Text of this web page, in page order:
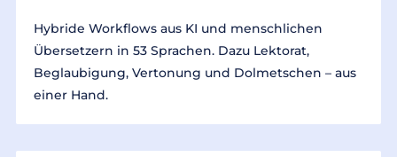
Hybride Workflows aus KI und menschlichen
Übersetzern in 53 Sprachen. Dazu Lektorat,
Beglaubigung, Vertonung und Dolmetschen – aus
einer Hand.